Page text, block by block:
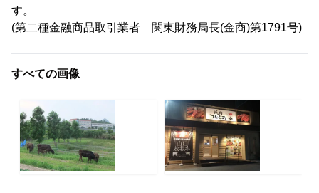
す。
(第二種金融商品取引業者 関東財務局長(金商)第1791号)
すべての画像